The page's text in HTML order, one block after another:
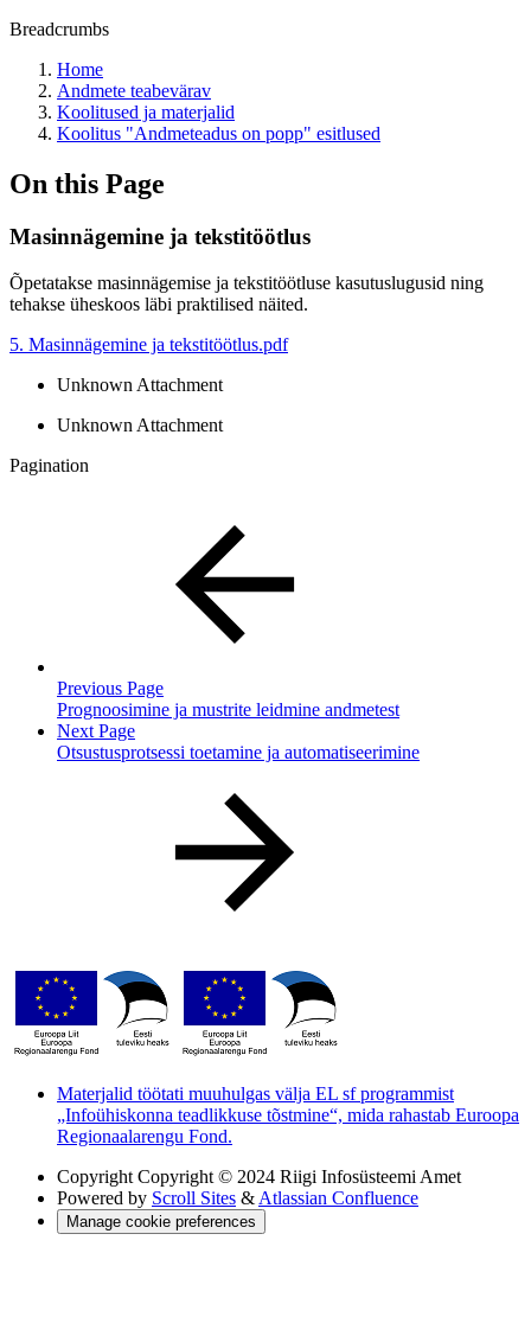
Breadcrumbs
Home
Andmete teabevärav
Koolitused ja materjalid
Koolitus "Andmeteadus on popp" esitlused
On this Page
Masinnägemine ja tekstitöötlus
Õpetatakse masinnägemise ja tekstitöötluse kasutuslugusid ning
tehakse üheskoos läbi praktilised näited.
5. Masinnägemine ja tekstitöötlus.pdf
Unknown Attachment
Unknown Attachment
Pagination
Previous Page
Prognoosimine ja mustrite leidmine andmetest
Next Page
Otsustusprotsessi toetamine ja automatiseerimine
Materjalid töötati muuhulgas välja EL sf programmist
„Infoühiskonna teadlikkuse tõstmine“, mida rahastab Euroopa
Regionaalarengu Fond.
Copyright Copyright © 2024 Riigi Infosüsteemi Amet
Powered by Scroll Sites & Atlassian Confluence
Manage cookie preferences